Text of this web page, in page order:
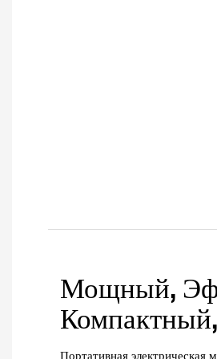
Мощный,
Портативная